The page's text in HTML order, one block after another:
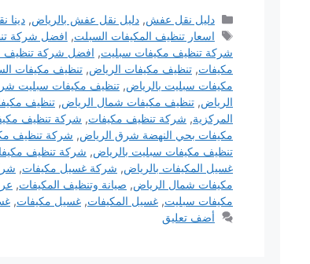
التصنيفات
دليل نقل عفش,دليل نقل عفش بالرياض,
الوسوم
اسعار تنظيف المكيفات السبلت, افضل شركة
شركة تنظيف مكيفات سبليت, افضل شركة تنظيف
مكيفات, تنظيف مكيفات الرياض, تنظيف مكيفات
مكيفات سبليت بالرياض, تنظيف مكيفات سبليت
الرياض, تنظيف مكيفات شمال الرياض, تنظيف
المركزية, شركة تنظيف مكيفات, شركة تنظيف
مكيفات بحي النهضة شرق الرياض, شركة تنظيف
تنظيف مكيفات سبليت بالرياض, شركة تنظيف
غسيل المكيفات بالرياض, شركة غسيل مكيفات,
مكيفات شمال الرياض, صيانة وتنظيف المكيفات,
مكيفات سبليت, غسيل المكيفات, غسيل مكيفات,
أضف تعليق